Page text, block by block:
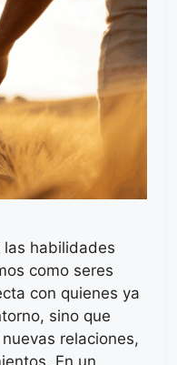
las habilidades
como seres
con quienes ya
sino que
relaciones,
En un